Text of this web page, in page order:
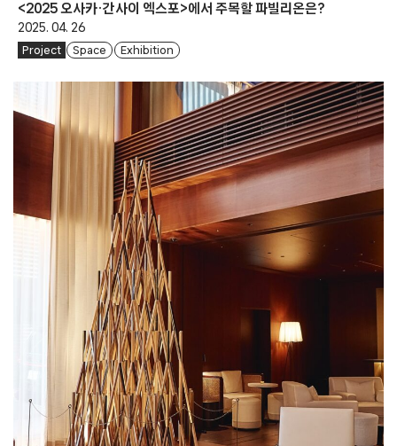
<2025 오사카·간사이 엑스포>에서 주목할 파빌리온은?
2025. 04. 26
Project Space Exhibition